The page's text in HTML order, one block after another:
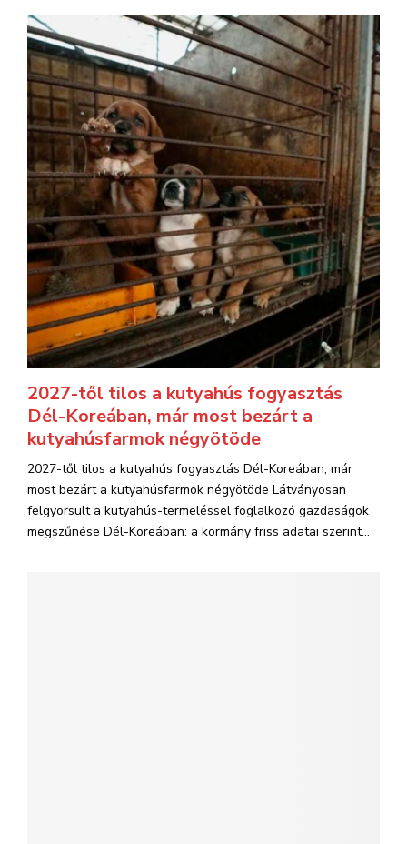
2027-től tilos a kutyahús fogyasztás
Dél-Koreában, már most bezárt a
kutyahúsfarmok négyötöde
2027-től tilos a kutyahús fogyasztás Dél-Koreában, már
most bezárt a kutyahúsfarmok négyötöde Látványosan
felgyorsult a kutyahús-termeléssel foglalkozó gazdaságok
megszűnése Dél-Koreában: a kormány friss adatai szerint...